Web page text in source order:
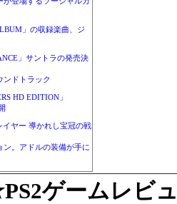
」の収録楽曲、ジ
」サントラの発売決
ンドトラック
HD EDITION」
イヤー 導かれし宝冠の戦
ン。アドルの装備が手に
ゲームレビ